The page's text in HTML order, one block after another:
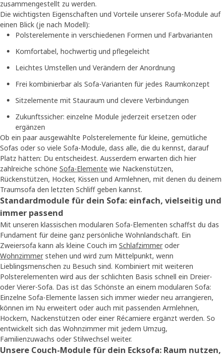
zusammengestellt zu werden.
Die wichtigsten Eigenschaften und Vorteile unserer Sofa-Module auf
einen Blick (je nach Modell):
Polsterelemente in verschiedenen Formen und Farbvarianten
Komfortabel, hochwertig und pflegeleicht
Leichtes Umstellen und Verändern der Anordnung
Frei kombinierbar als Sofa-Varianten für jedes Raumkonzept
Sitzelemente mit Stauraum und clevere Verbindungen
Zukunftssicher: einzelne Module jederzeit ersetzen oder
ergänzen
Ob ein paar ausgewählte Polsterelemente für kleine, gemütliche
Sofas oder so viele Sofa-Module, dass alle, die du kennst, darauf
Platz hätten: Du entscheidest. Ausserdem erwarten dich hier
zahlreiche schöne Sofa-Elemente wie Nackenstützen,
Rückenstützen, Hocker, Kissen und Armlehnen, mit denen du deinem
Traumsofa den letzten Schliff geben kannst.
Standardmodule für dein Sofa: einfach, vielseitig und
immer passend
Mit unseren klassischen modularen Sofa-Elementen schaffst du das
Fundament für deine ganz persönliche Wohnlandschaft. Ein
Zweiersofa kann als kleine Couch im Schlafzimmer oder
Wohnzimmer stehen und wird zum Mittelpunkt, wenn
Lieblingsmenschen zu Besuch sind. Kombiniert mit weiteren
Polsterelementen wird aus der schlichten Basis schnell ein Dreier-
oder Vierer-Sofa. Das ist das Schönste an einem modularen Sofa:
Einzelne Sofa-Elemente lassen sich immer wieder neu arrangieren,
können im Nu erweitert oder auch mit passenden Armlehnen,
Hockern, Nackenstützen oder einer Récamiere ergänzt werden. So
entwickelt sich das Wohnzimmer mit jedem Umzug,
Familienzuwachs oder Stilwechsel weiter.
Unsere Couch-Module für dein Ecksofa: Raum nutzen,